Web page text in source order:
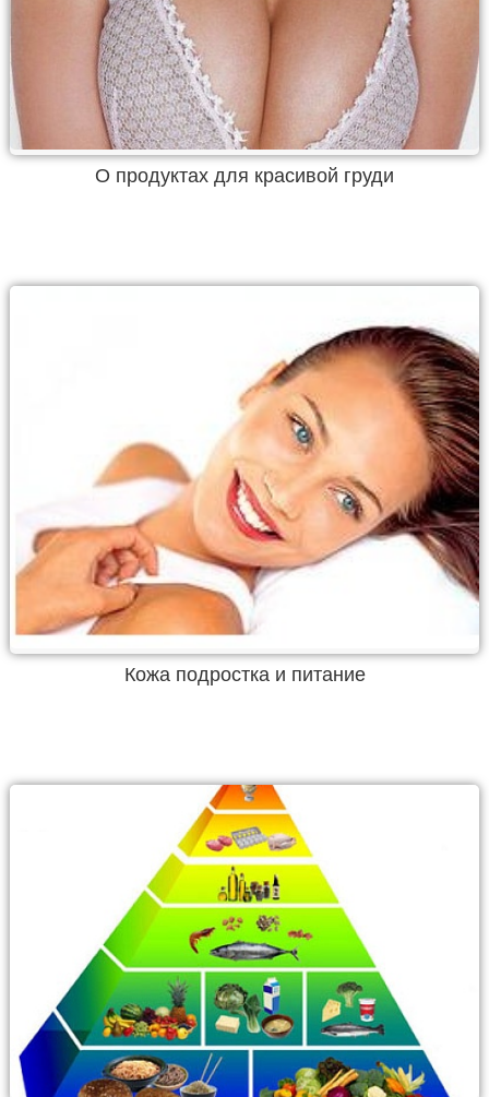
О продуктах для красивой груди
Кожа подростка и питание